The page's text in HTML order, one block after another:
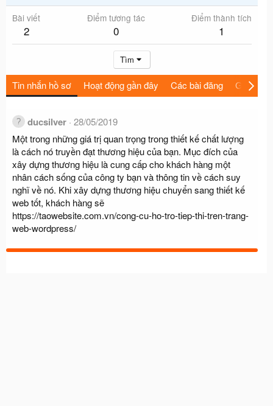
Bài viết
2
Điểm tương tác
0
Điểm thành tích
1
Tìm
Tin nhắn hồ sơ Hoạt động gần đây Các bài đăng Giới thiệu
ducsilver 28/05/2019
Một trong những giá trị quan trọng trong thiết kế chất lượng
là cách nó truyền đạt thương hiệu của bạn. Mục đích của
xây dựng thương hiệu là cung cấp cho khách hàng một
nhân cách sống của công ty bạn và thông tin về cách suy
nghĩ về nó. Khi xây dựng thương hiệu chuyển sang thiết kế
web tốt, khách hàng sẽ
https://taowebsite.com.vn/cong-cu-ho-tro-tiep-thi-tren-trang-
web-wordpress/